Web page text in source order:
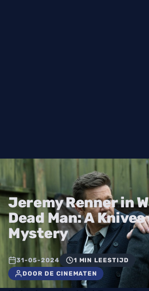
Jeremy Renner in
Dead Man: A
Mystery
31-05-2024
1 MIN LEESTIJD
DOOR DE CINEMATEN